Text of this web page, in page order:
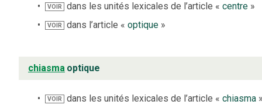
VOIR dans les unités lexicales de l’article «centre »
VOIR dans l’article «optique »
chiasma optique
VOIR dans les unités lexicales de l’article «chiasma